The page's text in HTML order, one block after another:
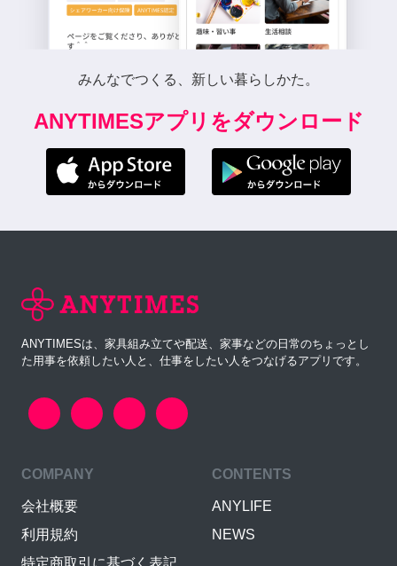
みんなでつくる、新しい暮らしかた。
ANYTIMESアプリをダウンロード
ANYTIMESは、家具組み立てや配送、家事などの日常のちょっとし
た用事を依頼したい人と、仕事をしたい人をつなげるアプリです。
COMPANY
会社概要
利用規約
CONTENTS
ANYLIFE
NEWS